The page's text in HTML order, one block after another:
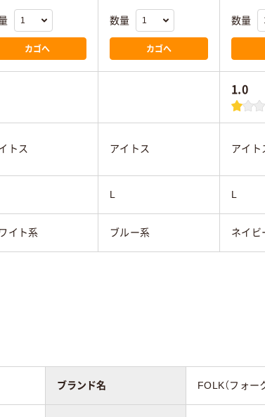
カゴへ
数量
カゴへ
数量
1.0
トス アイトス アイト
L L
イト系 ブルー系 ネイビ
ブランド名 FOLK（フォー